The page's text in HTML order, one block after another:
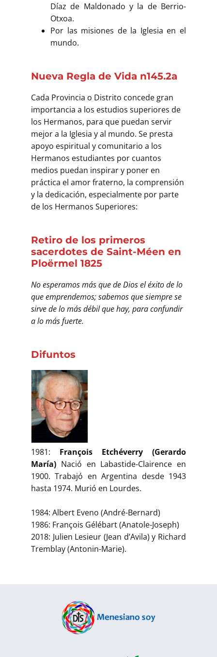
Díaz de Maldonado y la de Berrio-
Otxoa.
Por las misiones de la Iglesia en el
mundo.
Nueva Regla de Vida n145.2a
Cada Provincia o Distrito concede gran
importancia a los estudios superiores de
los Hermanos, para que puedan servir
mejor a la Iglesia y al mundo. Se presta
apoyo espiritual y comunitario a los
Hermanos estudiantes por cuantos
medios puedan inspirar y poner en
práctica el amor fraterno, la comprensión
y la dedicación, especialmente por parte
de los Hermanos Superiores:
Retiro de los primeros
sacerdotes de Saint-Méen en
Ploërmel 1825
No esperamos más que de Dios el éxito de lo
que emprendemos; sabemos que siempre se
sirve de lo más débil que hay, para confundir
a lo más fuerte.
Difuntos
1981: François Etchéverry (Gerardo
María) Nació en Labastide-Clairence en
1900. Trabajó en Argentina desde 1943
hasta 1974. Murió en Lourdes.
1984: Albert Eveno (André-Bernard)
1986: François Gélébart (Anatole-Joseph)
2018: Julien Lesieur (Jean d’Avila) y Richard
Tremblay (Antonin-Marie).